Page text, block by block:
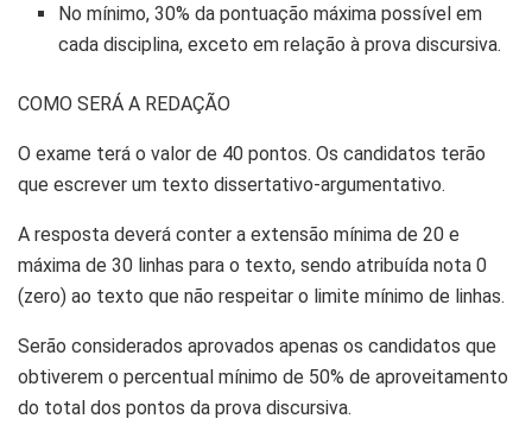
No mínimo, 30% da pontuação máxima possível em
cada disciplina, exceto em relação à prova discursiva.
COMO SERÁ A REDAÇÃO
O exame terá o valor de 40 pontos. Os candidatos terão
que escrever um texto dissertativo-argumentativo.
A resposta deverá conter a extensão mínima de 20 e
máxima de 30 linhas para o texto, sendo atribuída nota 0
(zero) ao texto que não respeitar o limite mínimo de linhas.
Serão considerados aprovados apenas os candidatos que
obtiverem o percentual mínimo de 50% de aproveitamento
do total dos pontos da prova discursiva.